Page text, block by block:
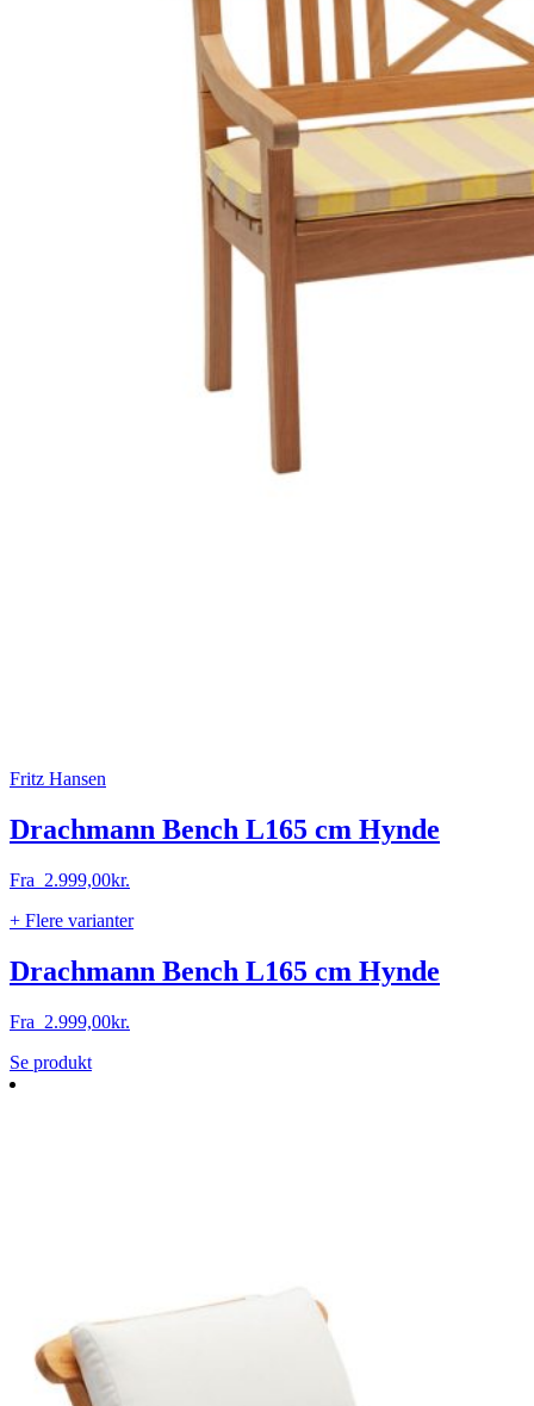
Fritz Hansen
Drachmann Bench L165 cm Hynde
Fra 2.999,00kr.
+ Flere varianter
Drachmann Bench L165 cm Hynde
Fra 2.999,00kr.
Se produktDette